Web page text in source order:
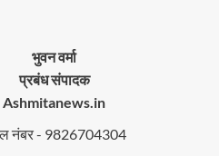
भुवन वर्मा
प्रबंध संपादक
Ashmitanews.in
नंबर - 9826704304